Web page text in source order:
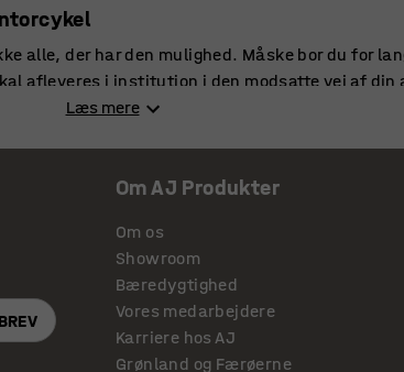
alle, der har den mulighed. Måske bor du for
afleveres i institution i den modsatte vej af din
klemt ind i hverdagen, så er løsningen med
yde deres bedste og være den fysisk bedste
– den er også oplagt til dig, der gerne vil
hjemmet for at komme til håndbold, fodbold
Læs mere
Om AJ Produkter
Om os
Showroom
Bæredygtighed
Vores medarbejdere
Karriere hos AJ
Grønland og Færøerne